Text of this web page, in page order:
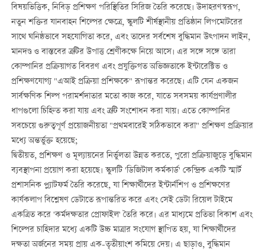
বিষয়ভিত্তিক, নিবিড় প্রশিক্ষণ পরিস্থিতির সিরিজ তৈরি করেছে। উদাহরণস্বরূপ,
নতুন শক্তির যানবাহন শিল্পের ক্ষেত্রে, স্কুলটি শীর্ষস্থানীয় প্রতিষ্ঠান লিপমোটরের
সাথে ঘনিষ্ঠভাবে সহযোগিতা করে, এবং তাদের সর্বশেষ বুদ্ধিমান উত্পাদন লাইন,
মানদণ্ড ও বাস্তবের ত্রুটির উপাত্ত শ্রেণীকক্ষে নিয়ে আসে। এর সঙ্গে সঙ্গে তারা
কোম্পানির প্রক্রিয়াগত বিবরণ এবং প্রযুক্তিগত অভিজ্ঞতাকে ইন্টারেক্টিভ ও
প্রশিক্ষণযোগ্য "এআই প্রক্রিয়া প্রশিক্ষকে" রূপান্তর করেছে। এটি যেন একজন
সার্বক্ষণিক শিল্প পরামর্শদাতার মতো কাজ করে, যাতে সবসময় কার্যপ্রণালীর
ধাপগুলো চিহ্নিত করা যায় এবং ত্রুটি সংশোধন করা যায়। এতে কোম্পানির
সবচেয়ে গুরুত্বপূর্ণ প্রয়োজনীয়তা "প্রথমবারেই সঠিকভাবে করা" প্রশিক্ষণ প্রক্রিয়ার
মধ্যে অন্তর্ভুক্ত হয়েছে;
দ্বিতীয়ত, প্রশিক্ষণ ও মূল্যায়নের নির্ভুলতা উন্নত করতে, পুরো প্রক্রিয়াজুড়ে বুদ্ধিমান
ব্যবস্থাপনা প্রয়োগ করা হয়েছে। স্কুলটি 'ডিজিটাল কর্মকার্ড' কেন্দ্রিক একটি স্মার্ট
প্রশাসনিক প্ল্যাটফর্ম তৈরি করেছে, যা শিক্ষার্থীদের ইন্টার্নশিপ ও প্রশিক্ষণের
কার্যকলাপ বিশ্লেষণ ডেটাতে রূপান্তরিত করে এবং সেই ডেটা রিয়েল টাইমে
একত্রিত করে 'কর্মদক্ষতার প্রোফাইল' তৈরি করে। এর মাধ্যমে প্রতিভা বিকাশ এবং
শিল্পের চাহিদার মধ্যে একটি উচ্চ মাত্রার সংযোগ স্থাপিত হয়, যা শিক্ষার্থীদের
দক্ষতা অর্জনের সময় প্রায় এক-তৃতীয়াংশ কমিয়ে দেয়। এ ছাড়াও, বুদ্ধিমান